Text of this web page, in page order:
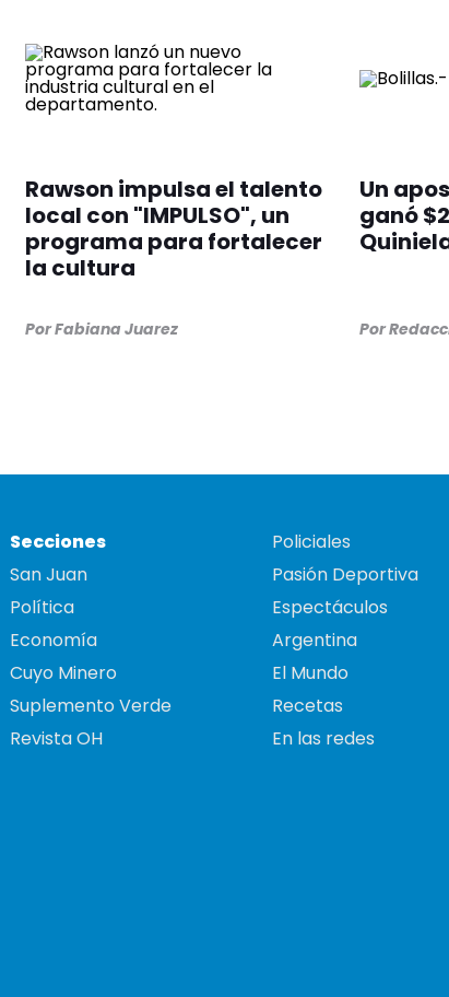
Rawson impulsa el talento
local con "IMPULSO", un
programa para fortalecer
la cultura
PorFabiana Juarez
Un
ganó
Por
Secciones
San Juan
Política
Economía
Cuyo Minero
Suplemento Verde
Revista OH
Policiales
Pasión Deportiva
Espectáculos
Argentina
El Mundo
Recetas
En las redes